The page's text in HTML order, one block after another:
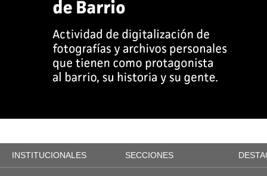
INSTITUCIONALES SECCIONES